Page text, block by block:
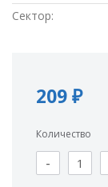
Сектор:
209 ₽
Количество
-